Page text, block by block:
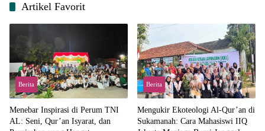
Artikel Favorit
Berita
Menebar Inspirasi di Perum TNI
AL: Seni, Qur’an Isyarat, dan
Berita
Mengukir Ekoteologi Al-Qur’an di
Sukamanah: Cara Mahasiswi IIQ